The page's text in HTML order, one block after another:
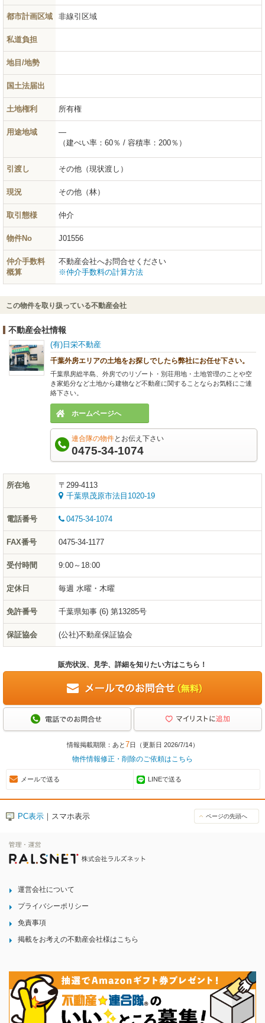
都市計画区域 非線引区域
私道負担
地目/地勢
国土法届出
土地権利 所有権
用途地域
―
（建ぺい率：60％ / 容積率：200％）
引渡し その他（現状渡し）
現況 その他（林）
取引態様 仲介
物件No J01556
仲介手数料
概算
不動産会社へお問合せください
※仲介手数料の計算方法
この物件を取り扱っている不動産会社
不動産会社情報
(有)日栄不動産
千葉外房エリアの土地をお探しでしたら弊社にお任せ下さい。
千葉県房総半島、外房でのリゾート・別荘用地・土地管理のことや空
き家処分など土地から建物など不動産に関することならお気軽にご連
絡下さい。
ホームページへ
連合隊の物件とお伝え下さい
0475-34-1074
所在地
〒299-4113
千葉県茂原市法目1020-19
電話番号 0475-34-1074
FAX番号 0475-34-1177
受付時間 9:00～18:00
定休日 毎週 水曜・木曜
免許番号 千葉県知事 (6) 第13285号
保証協会 (公社)不動産保証協会
販売状況、見学、詳細を知りたい方はこちら！
情報掲載期限：あと7日（更新日 2026/7/14）
物件情報修正・削除のご依頼はこちら
メールで送る LINEで送る
PC表示 ｜スマホ表示 ページの先頭へ
運営会社について
プライバシーポリシー
免責事項
掲載をお考えの不動産会社様はこちら